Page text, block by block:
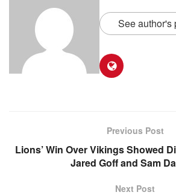
See author's
Previous Post
Lions’ Win Over Vikings Showed
Jared Goff and Sam
Next Post